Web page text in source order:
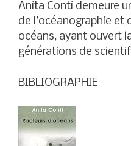
Anita Conti demeure
de l’océanographie et
océans, ayant ouvert
générations de
BIBLIOGRAPHIE